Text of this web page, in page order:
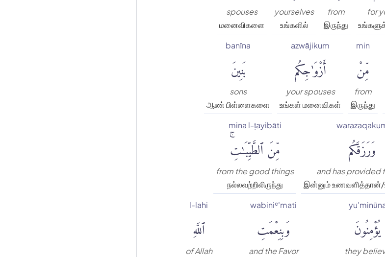
for
from
இருந்து
yourselves
உங்களில்
spouses
மனைவிகளை
min
مِّنْ
from
இருந்து
azwājikum
أَزْوَٰجِكُم
your spouses
உங்கள் மனைவிகள்
banīna
بَنِينَ
sons
ஆண் பிள்ளைகளை
وَرَزَقَكُم
and has provided
இன்னும் உணவளித்தான்/
mina l-ṭayibāti
مِّنَ ٱلطَّيِّبَٰتِۚ
from the good things
நல்லவற்றிலிருந்து
يُؤْمِنُونَ
they
wabiniʿ'mati
وَبِنِعْمَتِ
and the Favor
l-lahi
ٱللَّهِ
of Allah